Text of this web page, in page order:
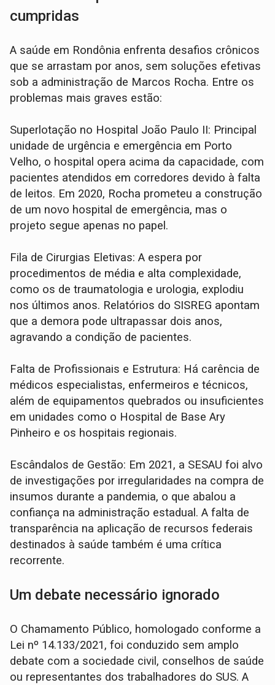
cumpridas
A saúde em Rondônia enfrenta desafios crônicos
que se arrastam por anos, sem soluções efetivas
sob a administração de Marcos Rocha. Entre os
problemas mais graves estão:
Superlotação no Hospital João Paulo II: Principal
unidade de urgência e emergência em Porto
Velho, o hospital opera acima da capacidade, com
pacientes atendidos em corredores devido à falta
de leitos. Em 2020, Rocha prometeu a construção
de um novo hospital de emergência, mas o
projeto segue apenas no papel.
Fila de Cirurgias Eletivas: A espera por
procedimentos de média e alta complexidade,
como os de traumatologia e urologia, explodiu
nos últimos anos. Relatórios do SISREG apontam
que a demora pode ultrapassar dois anos,
agravando a condição de pacientes.
Falta de Profissionais e Estrutura: Há carência de
médicos especialistas, enfermeiros e técnicos,
além de equipamentos quebrados ou insuficientes
em unidades como o Hospital de Base Ary
Pinheiro e os hospitais regionais.
Escândalos de Gestão: Em 2021, a SESAU foi alvo
de investigações por irregularidades na compra de
insumos durante a pandemia, o que abalou a
confiança na administração estadual. A falta de
transparência na aplicação de recursos federais
destinados à saúde também é uma crítica
recorrente.
Um debate necessário ignorado
O Chamamento Público, homologado conforme a
Lei nº 14.133/2021, foi conduzido sem amplo
debate com a sociedade civil, conselhos de saúde
ou representantes dos trabalhadores do SUS. A